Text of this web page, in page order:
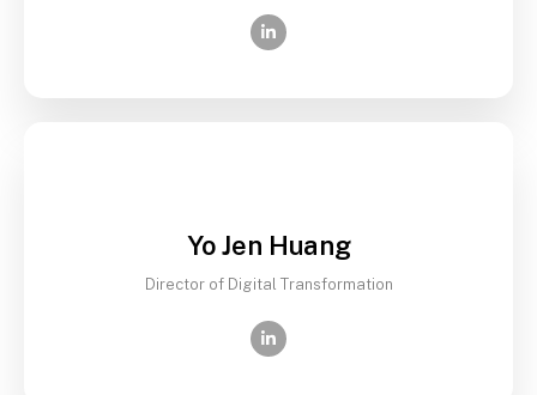
Yo Jen Huang
Director of Digital Transformation